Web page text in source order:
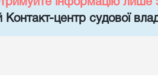
інформацію лише
Контакт-центр судової